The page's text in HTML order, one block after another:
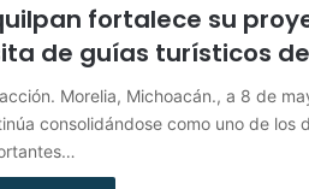
fortalece su
de guías turísticos
Morelia, Michoacán., a 8 de
consolidándose como uno de los